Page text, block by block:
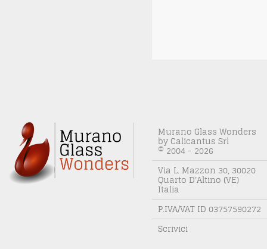
Murano Glass Wonders
by Calicantus Srl
© 2004 - 2026
Via L. Mazzon 30, 30020
Quarto D'Altino (VE)
Italia
P.IVA/VAT ID 03757590272
Scrivici